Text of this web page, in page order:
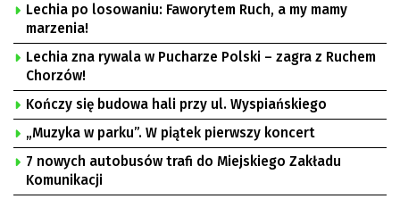
Lechia po losowaniu: Faworytem Ruch, a my mamy
marzenia!
Lechia zna rywala w Pucharze Polski – zagra z Ruchem
Chorzów!
Kończy się budowa hali przy ul. Wyspiańskiego
„Muzyka w parku”. W piątek pierwszy koncert
7 nowych autobusów trafi do Miejskiego Zakładu
Komunikacji